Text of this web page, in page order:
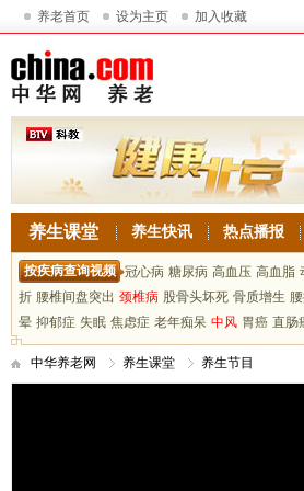
养老首页 设为主页 加入收藏
养生课堂 养生快讯 热点播报
按疾病查询视频 冠心病 糖尿病 高血压 高血脂
折 腰椎间盘突出 颈椎病 股骨头坏死 骨质增生
晕 抑郁症 失眠 焦虑症 老年痴呆 中风 胃癌 直肠
中华养老网 养生课堂 养生节目